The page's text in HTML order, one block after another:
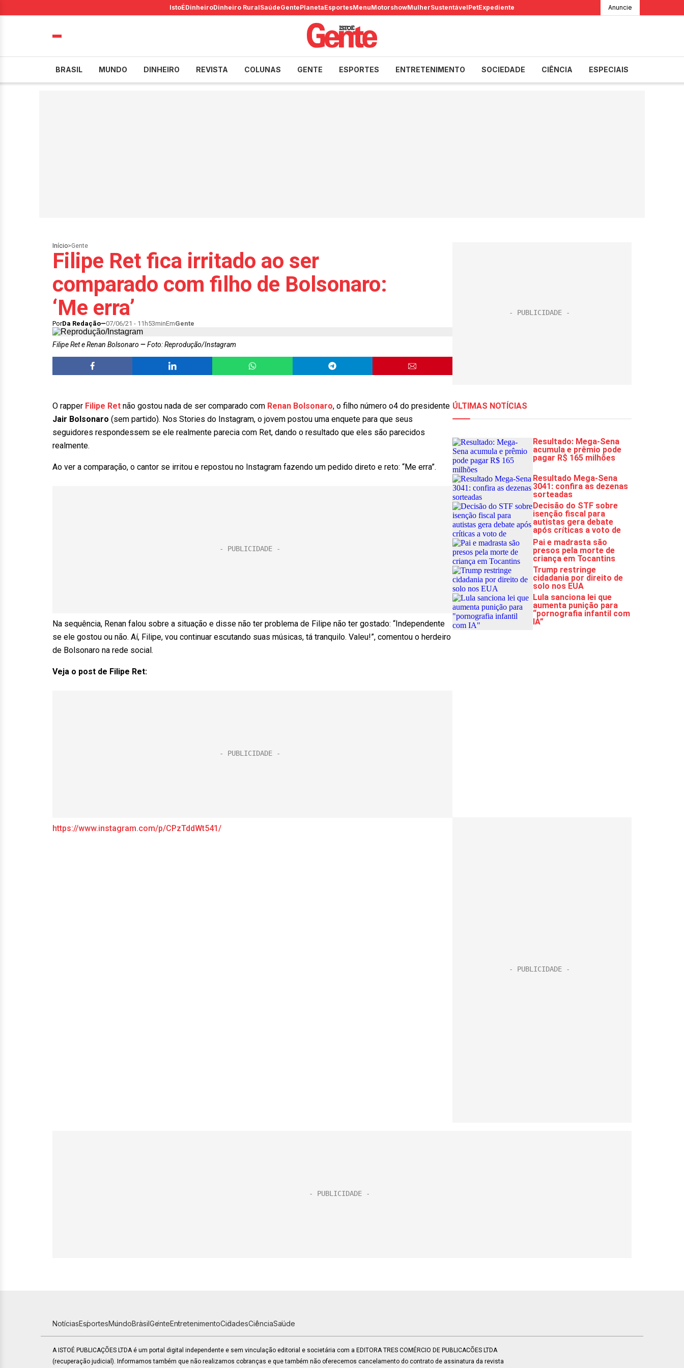
IstoÉDinheiroDinheiro RuralSaúdeGentePlanetaEsportesMenuMotorshowMulherSustentávelPetExpediente Anuncie
BRASIL MUNDO DINHEIRO REVISTA COLUNAS GENTE ESPORTES ENTRETENIMENTO SOCIEDADE CIÊNCIA ESPECIAIS
Início>Gente
Filipe Ret fica irritado ao ser
comparado com filho de Bolsonaro:
‘Me erra’
PorDa Redação 07/06/21 - 11h53minEmGente
Filipe Ret e Renan Bolsonaro Foto: Reprodução/Instagram
O rapper Filipe Ret não gostou nada de ser comparado com Renan Bolsonaro, o filho número o4 do presidente
Jair Bolsonaro (sem partido). Nos Stories do Instagram, o jovem postou uma enquete para que seus
seguidores respondessem se ele realmente parecia com Ret, dando o resultado que eles são parecidos
realmente.
Ao ver a comparação, o cantor se irritou e repostou no Instagram fazendo um pedido direto e reto: “Me erra”.
Na sequência, Renan falou sobre a situação e disse não ter problema de Filipe não ter gostado: “Independente
se ele gostou ou não. Aí, Filipe, vou continuar escutando suas músicas, tá tranquilo. Valeu!”, comentou o herdeiro
de Bolsonaro na rede social.
Veja o post de Filipe Ret:
https://www.instagram.com/p/CPzTddWt541/
NotíciasEsportesMundoBrasilGenteEntretenimentoCidadesCiênciaSaúde
A ISTOÉ PUBLICAÇÕES LTDA é um portal digital independente e sem vinculação editorial e societária com a EDITORA TRES COMÉRCIO DE PUBLICACÕES LTDA
(recuperação judicial). Informamos também que não realizamos cobranças e que também não oferecemos cancelamento do contrato de assinatura da revista